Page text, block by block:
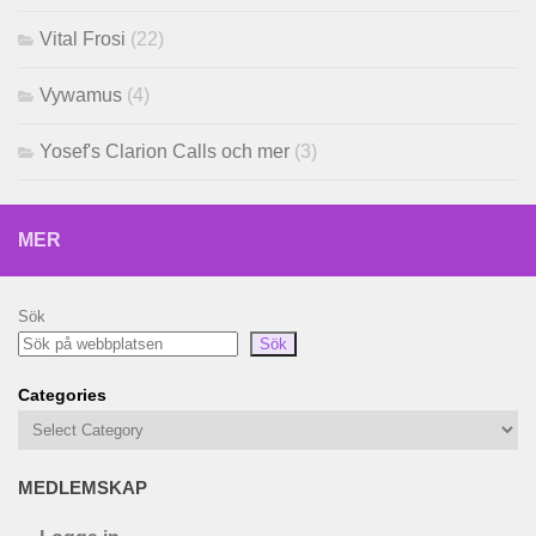
Vital Frosi (22)
Vywamus (4)
Yosef's Clarion Calls och mer (3)
MER
Sök
Sök
Categories
MEDLEMSKAP